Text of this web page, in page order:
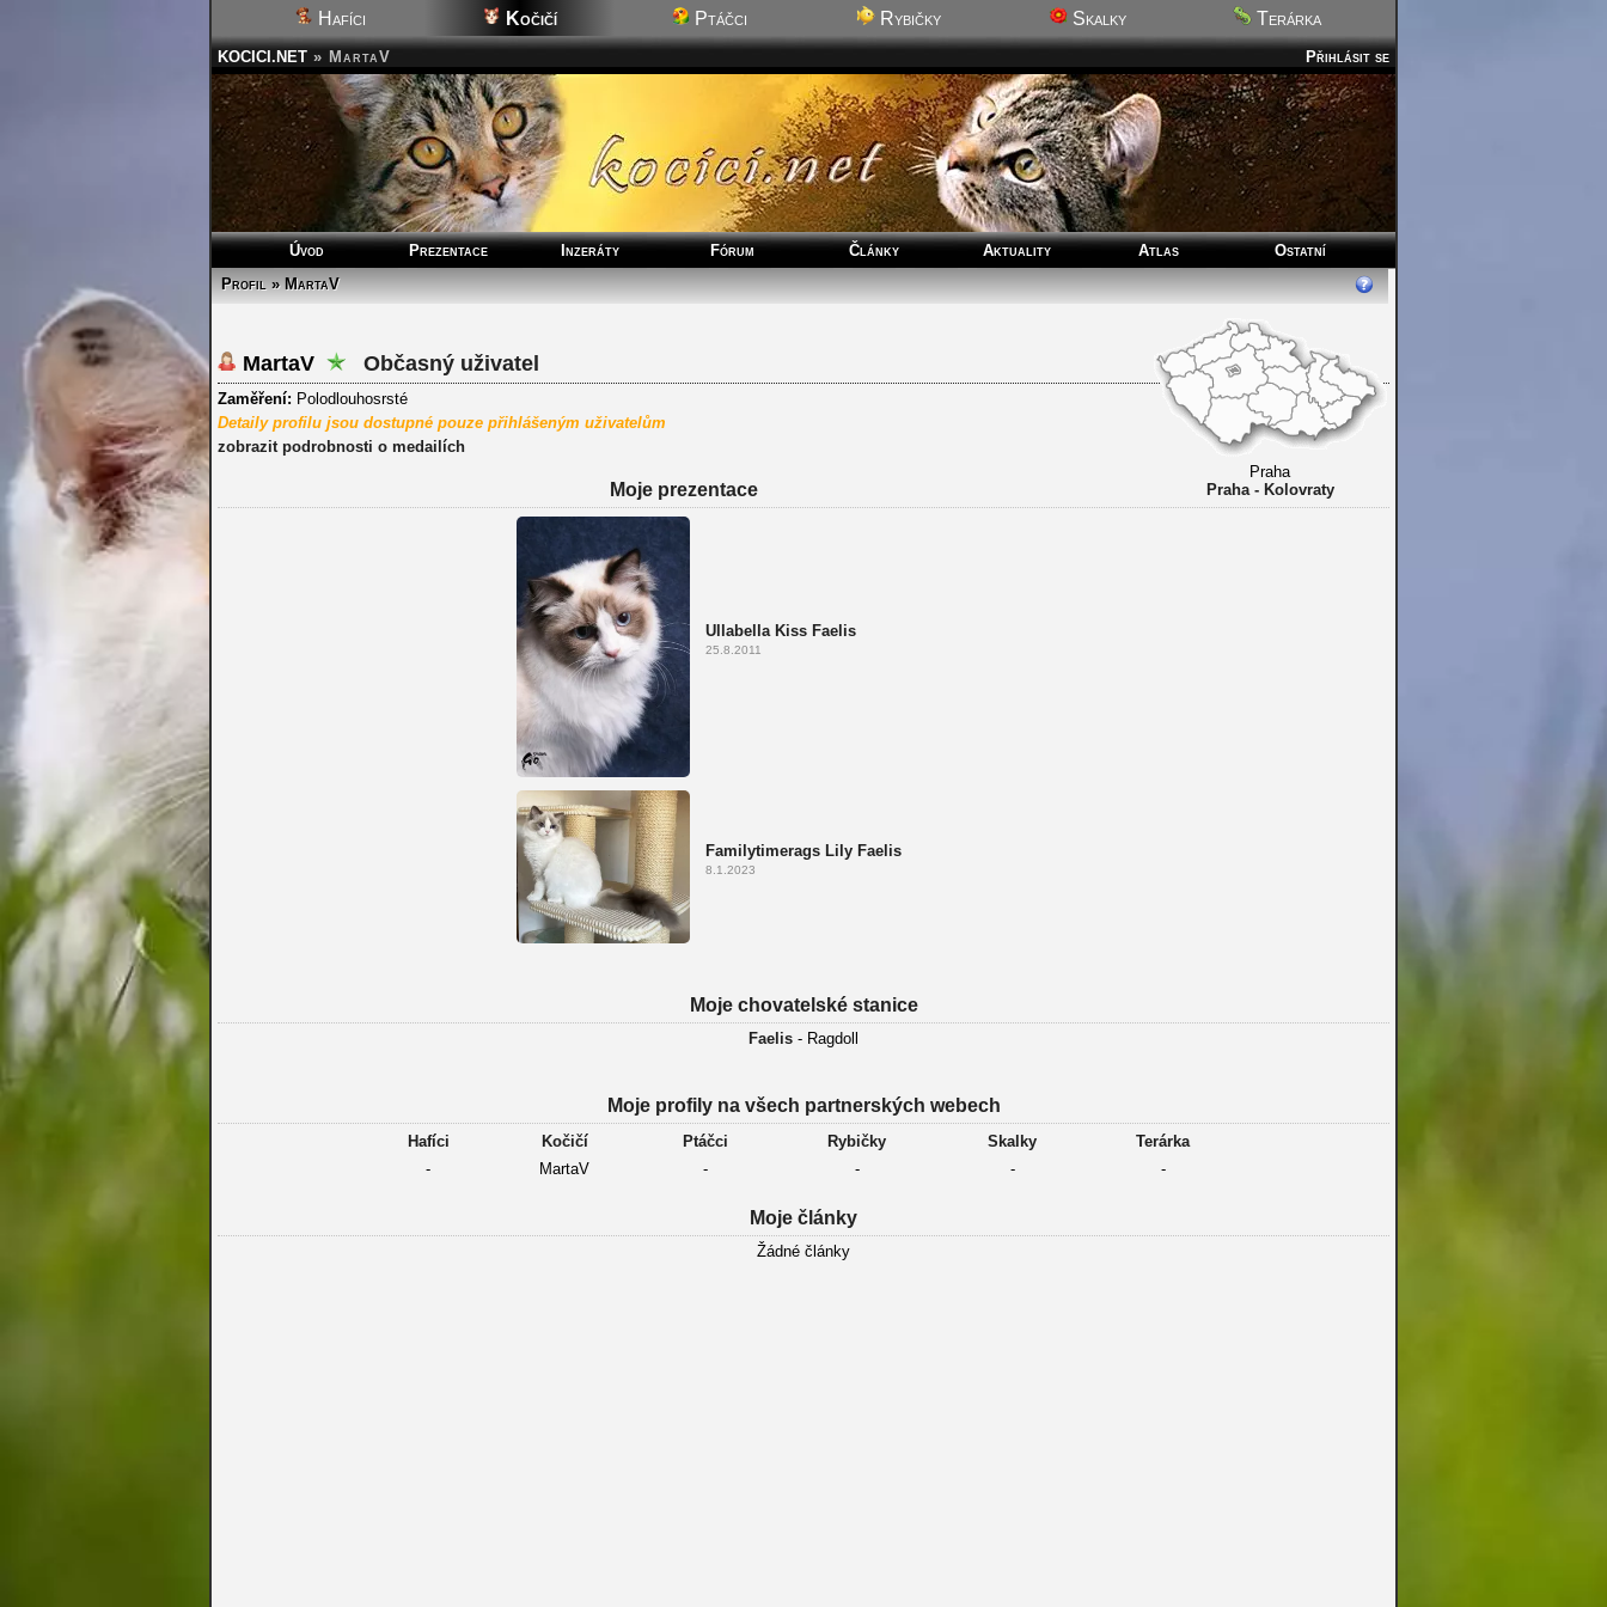
Hafíci Kočičí Ptáčci Rybičky Skalky Terárka
Přihlásit se
KOCICI.NET » MartaV
Úvod Prezentace Inzeráty Fórum Články Aktuality Atlas
Ostatní
Profil » MartaV
Praha
Praha - Kolovraty
MartaV Občasný uživatel
Zaměření: Polodlouhosrsté
Detaily profilu jsou dostupné pouze přihlášeným uživatelům
zobrazit podrobnosti o medailích
Moje prezentace
Ullabella Kiss Faelis
25.8.2011
Familytimerags Lily Faelis
8.1.2023
Moje chovatelské stanice
Faelis - Ragdoll
Moje profily na všech partnerských webech
Hafíci Kočičí Ptáčci Rybičky Skalky
Terárka
-
MartaV - - - -
Moje články
Žádné články